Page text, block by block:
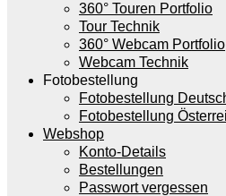
360° Touren Portfolio
Tour Technik
360° Webcam Portfolio
Webcam Technik
Fotobestellung
Fotobestellung
Fotobestellung
Webshop
Konto-Details
Bestellungen
Passwort vergessen